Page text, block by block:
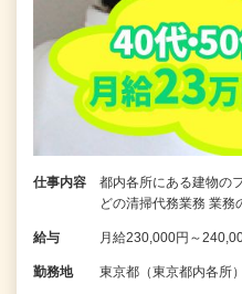
仕事内容
都内各所にある建物の
どの清掃代務業務 業務
給与 月給230,000円～
勤務地 東京都（東京都内各所）